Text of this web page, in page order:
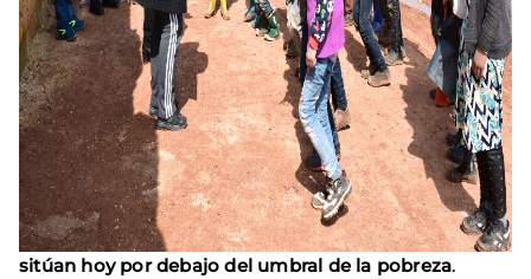
sitúan hoy por debajo del umbral de la pobreza.